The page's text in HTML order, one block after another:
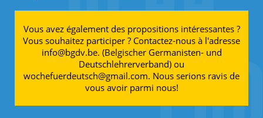
Vous avez également des propositions intéressantes ?
Vous souhaitez participer ? Contactez-nous à l'adresse
info@bgdv.be. (Belgischer Germanisten- und
Deutschlehrerverband) ou
wochefuerdeutsch@gmail.com. Nous serions ravis de
vous avoir parmi nous!